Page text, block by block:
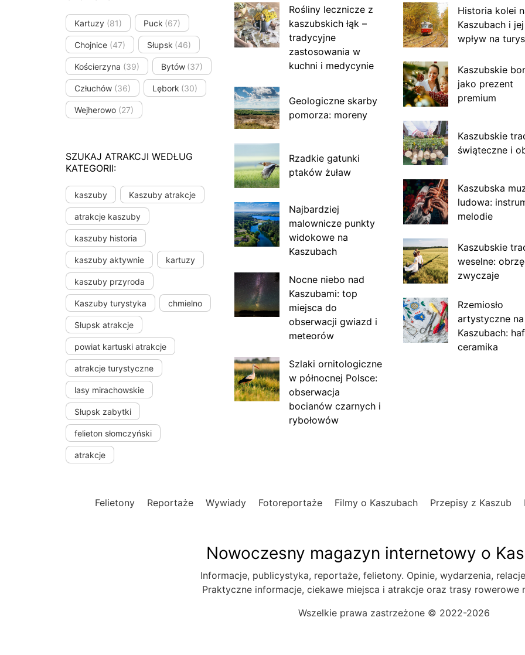
Kartuzy (81) Puck (67)
Chojnice (47) Słupsk (46)
Kościerzyna (39) Bytów (37)
Człuchów (36) Lębork (30)
Wejherowo (27)
SZUKAJ ATRAKCJI WEDŁUG
KATEGORII:
kaszuby Kaszuby atrakcje
atrakcje kaszuby
kaszuby historia
kaszuby aktywnie kartuzy
kaszuby przyroda
Kaszuby turystyka chmielno
Słupsk atrakcje
powiat kartuski atrakcje
atrakcje turystyczne
lasy mirachowskie
Słupsk zabytki
felieton słomczyński
atrakcje
Rośliny lecznicze z
kaszubskich łąk –
tradycyjne
zastosowania w
kuchni i medycynie
Geologiczne skarby
pomorza: moreny
Rzadkie gatunki
ptaków żuław
Najbardziej
malownicze punkty
widokowe na
Kaszubach
Nocne niebo nad
Kaszubami: top
miejsca do
obserwacji gwiazd i
meteorów
Szlaki ornitologiczne
w północnej Polsce:
obserwacja
bocianów czarnych i
rybołowów
Historia kolei
Kaszubach i jej
wpływ na
Kaszubskie
jako prezent
premium
Kaszubskie
świąteczne i
Kaszubska
ludowa:
melodie
Kaszubskie
weselne:
zwyczaje
Rzemiosło
artystyczne na
Kaszubach:
ceramika
Felietony Reportaże Wywiady Fotoreportaże Filmy o Kaszubach Przepisy z Kaszub
Nowoczesny magazyn internetowy o
Informacje, publicystyka, reportaże, felietony. Opinie, wydarzenia,
Praktyczne informacje, ciekawe miejsca i atrakcje oraz trasy rowerowe
Wszelkie prawa zastrzeżone © 2022-2026